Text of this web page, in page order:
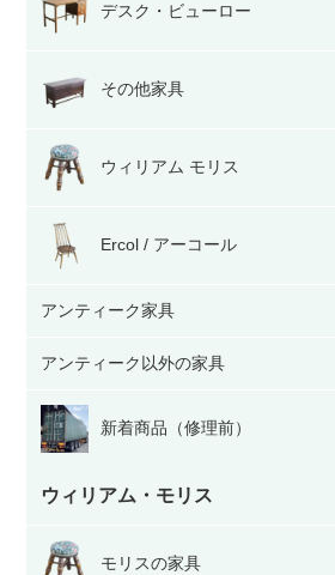
デスク・ビューロー
その他家具
ウィリアム モリス
Ercol / アーコール
アンティーク家具
アンティーク以外の家具
新着商品（修理前）
ウィリアム・モリス
モリスの家具